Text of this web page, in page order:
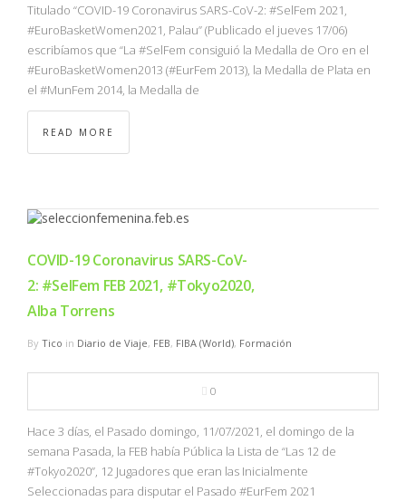
Titulado “COVID-19 Coronavirus SARS-CoV-2: #SelFem 2021,
#EuroBasketWomen2021, Palau” (Publicado el jueves 17/06)
escribíamos que “La #SelFem consiguió la Medalla de Oro en el
#EuroBasketWomen2013 (#EurFem 2013), la Medalla de Plata en
el #MunFem 2014, la Medalla de
READ MORE
COVID-19 Coronavirus SARS-CoV-
2: #SelFem FEB 2021, #Tokyo2020,
Alba Torrens
By Tico in Diario de Viaje, FEB, FIBA (World), Formación
0
Hace 3 días, el Pasado domingo, 11/07/2021, el domingo de la
semana Pasada, la FEB había Pública la Lista de “Las 12 de
#Tokyo2020”, 12 Jugadores que eran las Inicialmente
Seleccionadas para disputar el Pasado #EurFem 2021